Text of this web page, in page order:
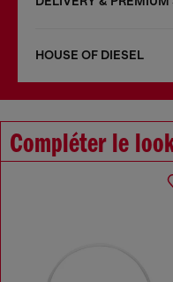
HOUSE OF DIESEL
Compléter le